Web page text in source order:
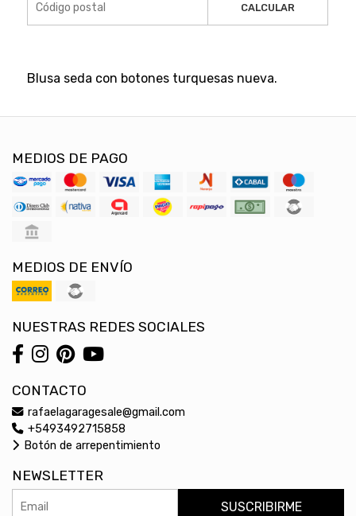
CALCULAR
Blusa seda con botones turquesas nueva.
MEDIOS DE PAGO
MEDIOS DE ENVÍO
NUESTRAS REDES SOCIALES
CONTACTO
rafaelagaragesale@gmail.com
+5493492715858
Botón de arrepentimiento
NEWSLETTER
SUSCRIBIRME